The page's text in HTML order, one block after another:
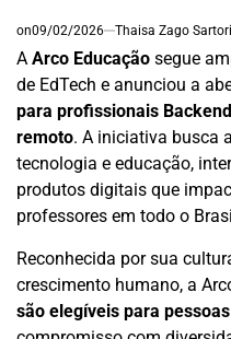
on09/02/2026 Thaisa Zago Sartori
A Arco Educação segue
de EdTech e anunciou a
para profissionais
remoto. A iniciativa busca
tecnologia e educação,
produtos digitais que
professores em todo o
Reconhecida por sua
crescimento humano, a
são elegíveis para